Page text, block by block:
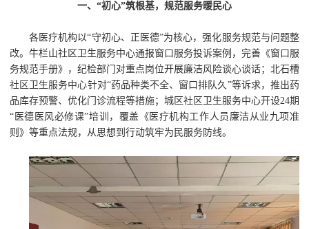
一、“初心”筑根基，规范服务暖民心
各医疗机构以“守初心、正医德”为核心，强化服务规范与问题整
改。牛栏山社区卫生服务中心通报窗口服务投诉案例，完善《窗口服
务规范手册》，纪检部门对重点岗位开展廉洁风险谈心谈话；北石槽
社区卫生服务中心针对“药品种类不全、窗口排队久”等诉求，推出药
品库存预警、优化门诊流程等措施；城区社区卫生服务中心开设24期
“医德医风必修课”培训，覆盖《医疗机构工作人员廉洁从业九项准
则》等重点法规，从思想到行动筑牢为民服务防线。